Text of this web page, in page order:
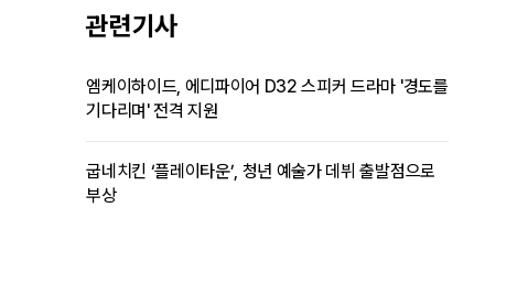
관련기사
엠케이하이드, 에디파이어 D32 스피커 드라마 '경도를
기다리며' 전격 지원
굽네치킨 ‘플레이타운’, 청년 예술가 데뷔 출발점으로
부상